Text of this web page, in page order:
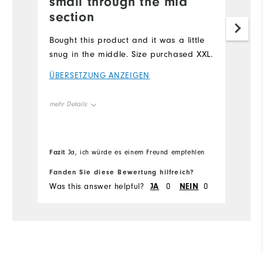
section
Bought this product and it was a little
snug in the middle. Size purchased XXL.
ÜBERSETZUNG ANZEIGEN
mehr Details
Runs Small
Comfort
Fazit Ja, ich würde es einem Freund empfehlen
Fanden Sie diese Bewertung hilfreich?
Was this answer helpful? JA 0 NEIN 0